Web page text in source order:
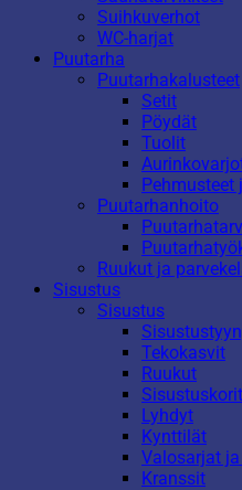
Suihkuverhot
WC-harjat
Puutarha
Puutarhakalusteet
Setit
Pöydät
Tuolit
Puutarhanhoito
Ruukut ja
Sisustus
Sisustus
Tekokasvit
Ruukut
Lyhdyt
Kynttilät
Valosarjat
Kranssit